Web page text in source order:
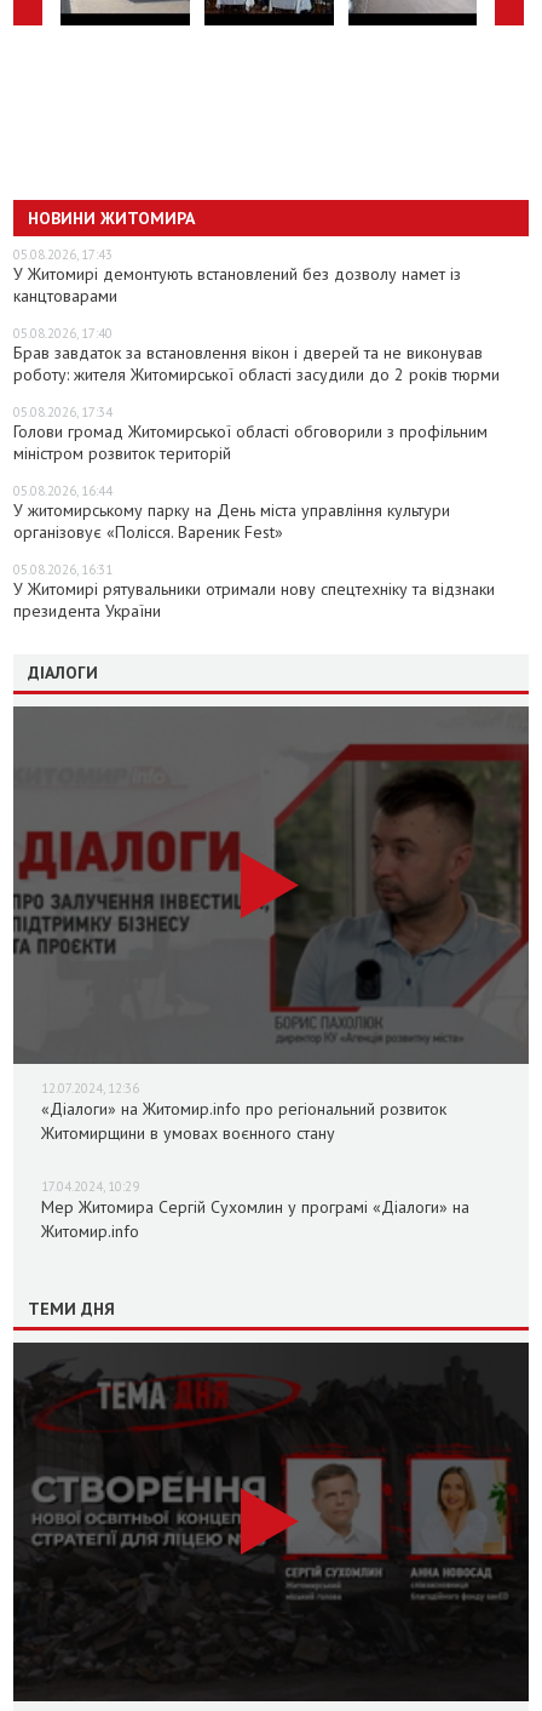
НОВИНИ ЖИТОМИРА
05.08.2026, 17:43
У Житомирі демонтують встановлений без дозволу намет із
канцтоварами
05.08.2026, 17:40
Брав завдаток за встановлення вікон і дверей та не виконував
роботу: жителя Житомирської області засудили до 2 років тюрми
05.08.2026, 17:34
Голови громад Житомирської області обговорили з профільним
міністром розвиток територій
05.08.2026, 16:44
У житомирському парку на День міста управління культури
організовує «Полісся. Вареник Fest»
05.08.2026, 16:31
У Житомирі рятувальники отримали нову спецтехніку та відзнаки
президента України
ДІАЛОГИ
12.07.2024, 12:36
«Діалоги» на Житомир.info про регіональний розвиток
Житомирщини в умовах воєнного стану
17.04.2024, 10:29
Мер Житомира Сергій Сухомлин у програмі «Діалоги» на
Житомир.info
ТЕМИ ДНЯ